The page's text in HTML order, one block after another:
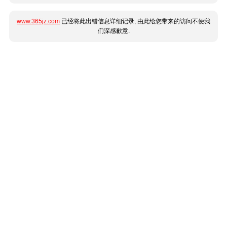
www.365jz.com 已经将此出错信息详细记录, 由此给您带来的访问不便我
们深感歉意.